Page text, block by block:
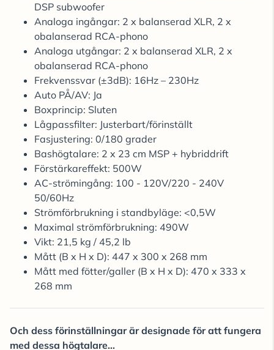
DSP subwoofer
Analoga ingångar: 2 x balanserad XLR, 2 x
obalanserad RCA-phono
Analoga utgångar: 2 x balanserad XLR, 2 x
obalanserad RCA-phono
Frekvenssvar (±3dB): 16Hz – 230Hz
Auto PÅ/AV: Ja
Boxprincip: Sluten
Lågpassfilter: Justerbart/förinställt
Fasjustering: 0/180 grader
Bashögtalare: 2 x 23 cm MSP + hybriddrift
Förstärkareffekt: 500W
AC-strömingång: 100 - 120V/220 - 240V
50/60Hz
Strömförbrukning i standbyläge: <0,5W
Maximal strömförbrukning: 490W
Vikt: 21,5 kg / 45,2 lb
Mått (B x H x D): 447 x 300 x 268 mm
Mått med fötter/galler (B x H x D): 470 x 333 x
268 mm
Och dess förinställningar är designade för att fungera
med dessa högtalare...